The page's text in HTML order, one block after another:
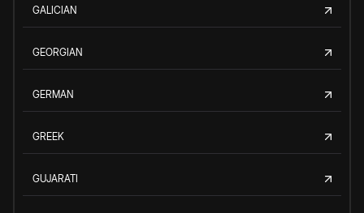
GALICIAN
GEORGIAN
GERMAN
GREEK
GUJARATI